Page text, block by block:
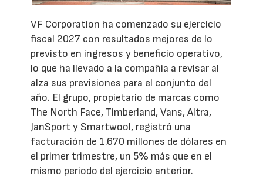
VF Corporation ha comenzado su ejercicio
fiscal 2027 con resultados mejores de lo
previsto en ingresos y beneficio operativo,
lo que ha llevado a la compañía a revisar al
alza sus previsiones para el conjunto del
año. El grupo, propietario de marcas como
The North Face, Timberland, Vans, Altra,
JanSport y Smartwool, registró una
facturación de 1.670 millones de dólares en
el primer trimestre, un 5% más que en el
mismo periodo del ejercicio anterior.